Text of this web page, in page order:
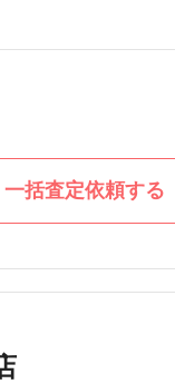
一括査定依頼する